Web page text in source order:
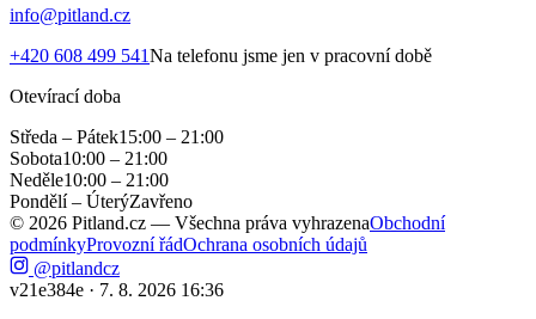
info@pitland.cz
+420 608 499 541Na telefonu jsme jen v pracovní době
Otevírací doba
Středa – Pátek15:00 – 21:00
Sobota10:00 – 21:00
Neděle10:00 – 21:00
Pondělí – ÚterýZavřeno
© 2026 Pitland.cz — Všechna práva vyhrazenaObchodní
podmínkyProvozní řádOchrana osobních údajů
@pitlandcz
v21e384e · 7. 8. 2026 16:36